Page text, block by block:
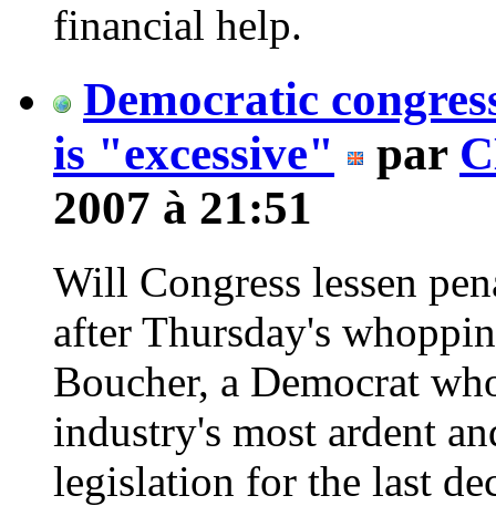
financial help.
Democratic
is "excessive"
par
2007 à 21:51
Will Congress lessen
after Thursday's
Boucher, a Democrat
industry's most ardent
legislation for the last